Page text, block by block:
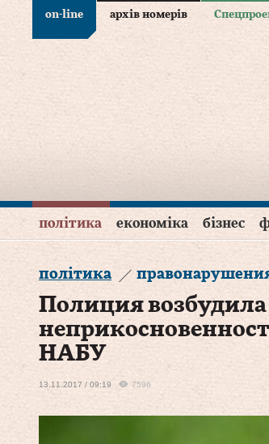
on-line архів номерів
політика економіка бізнес
політика
Полиция
НАБУ
13.11.2017 / 09:19 7596